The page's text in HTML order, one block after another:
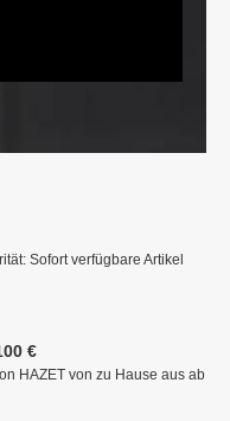
Sofort verfügbare Artikel
€
HAZET von zu Hause aus ab